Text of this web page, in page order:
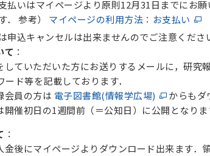
払いはマイページより原則12月31日までにお
． 参考） マイページの利用方法：お支払い
申込キャンセルは出来ませんのでご注意くださ
て ：
いただいた方にお送りするメールに，研究
ド等を記載しております．
員の方は 電子図書館(情報学広場)
からもダ
初日の1週間前（＝公知日）に公開となりま
：
にマイページよりダウンロード出来ます．